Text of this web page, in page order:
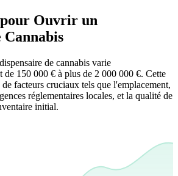
Ouvrir un
Cannabis
de cannabis varie
de 150 000 € à plus de 2 000 000 €. Cette
facteurs cruciaux tels que l'emplacement,
réglementaires locales, et la qualité de
initial.